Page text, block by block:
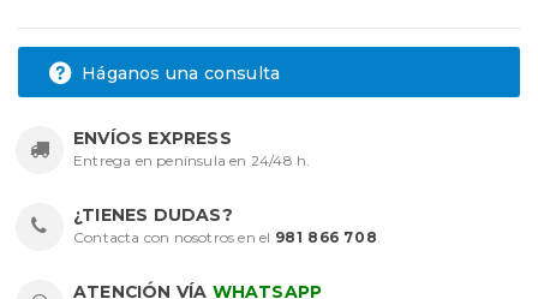
Háganos una consulta
ENVÍOS EXPRESS
Entrega en península en 24/48 h.
¿TIENES DUDAS?
Contacta con nosotros en el 981 866 708.
ATENCIÓN VÍA WHATSAPP